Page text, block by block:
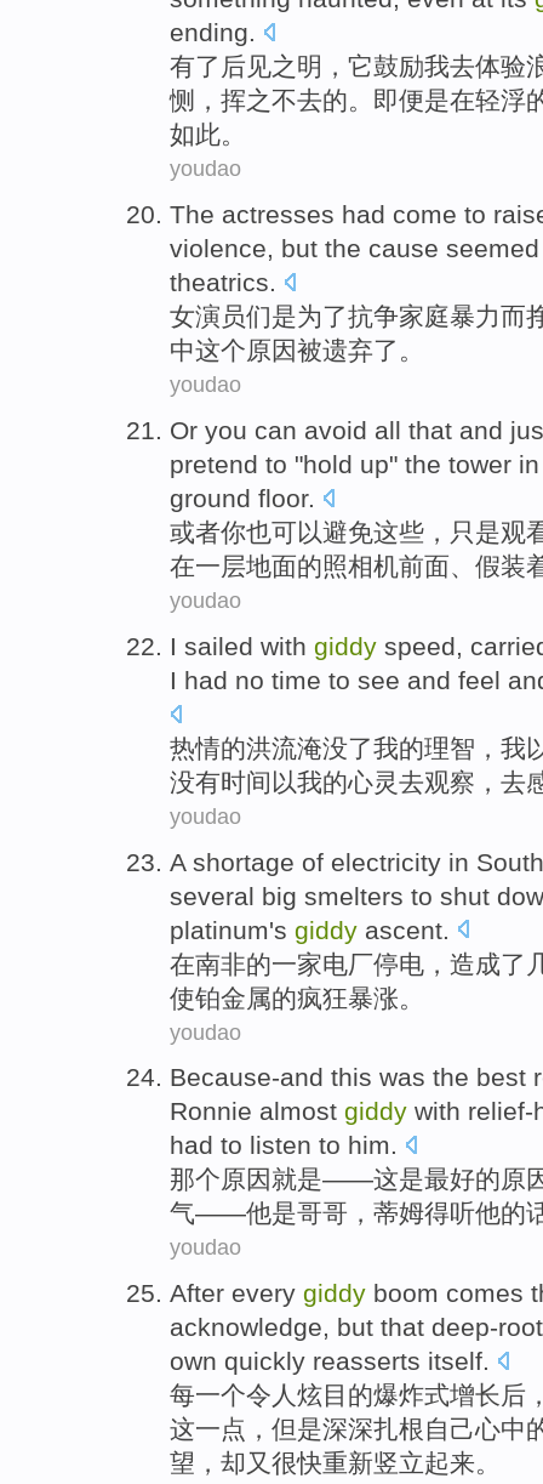
ending.
有了后见之明 ， 它鼓励我去体验
恻，挥之不去的。 即便是在轻浮
如此。
youdao
The actresses had come to
violence, but the cause
theatrics.
女演员们是为了抗争家庭暴力而
中这个原因被遗弃了。
youdao
Or you can avoid all that and
pretend to "hold up" the tower in
ground floor.
或者你也可以避免这些 ， 只是观
在一层地面的照相机前面、 假装
youdao
I sailed with giddy speed,
I had no time to see and feel
热情的洪流淹没了我的理智，我
没有时间 以我的心灵去观察 ，去
youdao
A shortage of electricity in
several big smelters to shut
platinum's giddy ascent
在南非的一家电厂停电 ， 造成了
使铂金属的疯狂暴涨。
youdao
Because-and this was the best
Ronnie almost giddy with
had to listen to him.
那个原因就是——这是最好的原
气——他是哥哥 ， 蒂姆得听他的
youdao
After every giddy boom comes
acknowledge, but that deep-
own quickly reasserts itself.
每一个令人 炫目 的爆炸式增长 后
这一点 ， 但是深深扎根自己心中
望 ，却又很快重新竖立起来。